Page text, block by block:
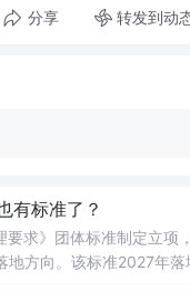
分享 转发到动
有标准了？
求》团体标准制定立项，
地方向。该标准2027年落